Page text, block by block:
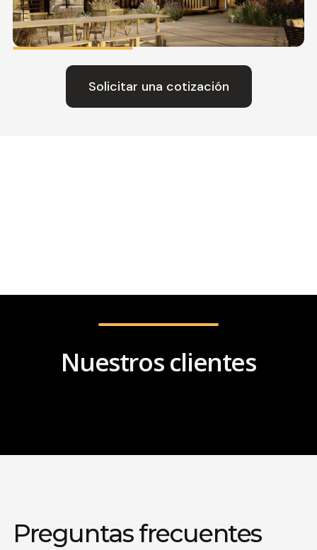
Solicitar una cotización
Nuestros clientes
Preguntas frecuentes